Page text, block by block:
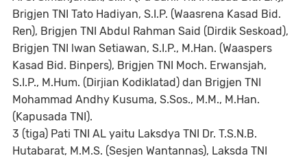
Brigjen TNI Tato Hadiyan, S.I.P. (Waasrena Kasad Bid.
Ren), Brigjen TNI Abdul Rahman Said (Dirdik Seskoad),
Brigjen TNI lwan Setiawan, S.I.P., M.Han. (Waaspers
Kasad Bid. Binpers), Brigjen TNI Moch. Erwansjah,
S.I.P., M.Hum. (Dirjian Kodiklatad) dan Brigjen TNI
Mohammad Andhy Kusuma, S.Sos., M.M., M.Han.
(Kapusada TNI).
3 (tiga) Pati TNI AL yaitu Laksdya TNI Dr. T.S.N.B.
Hutabarat, M.M.S. (Sesjen Wantannas), Laksda TNI